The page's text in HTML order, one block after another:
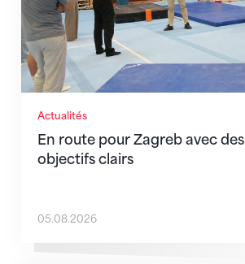
Actualités
En route pour Zagreb avec des
objectifs clairs
05.08.2026